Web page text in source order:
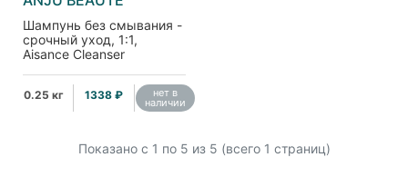
Шампунь без смывания -
срочный уход, 1:1,
Aisance Cleanser
0.25 кг 1338 ₽ нет в
наличии
Показано с 1 по 5 из 5 (всего 1 страниц)